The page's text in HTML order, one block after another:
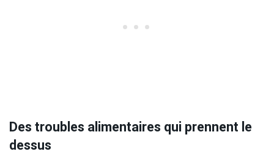
Des troubles alimentaires qui prennent le
dessus